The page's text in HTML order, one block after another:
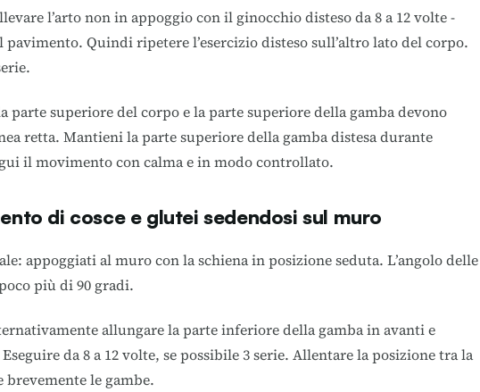
l’arto non in appoggio con il ginocchio disteso da 8 a 12 volte -
pavimento. Quindi ripetere l’esercizio disteso sull’altro lato del corpo.
parte superiore del corpo e la parte superiore della gamba devono
retta. Mantieni la parte superiore della gamba distesa durante
il movimento con calma e in modo controllato.
di cosce e glutei sedendosi sul muro
appoggiati al muro con la schiena in posizione seduta. L’angolo delle
più di 90 gradi.
allungare la parte inferiore della gamba in avanti e
da 8 a 12 volte, se possibile 3 serie. Allentare la posizione tra la
brevemente le gambe.